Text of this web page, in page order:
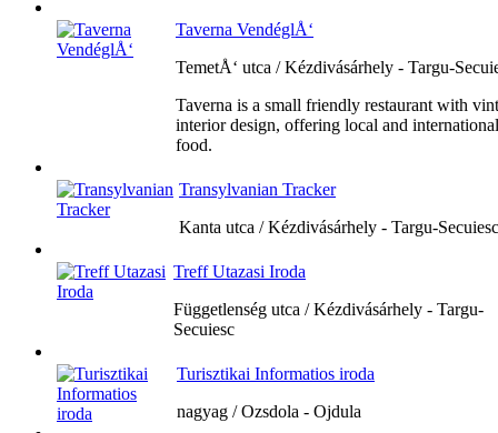
Taverna VendéglÅ‘
TemetÅ‘ utca / Kézdivásárhely - Targu-
Taverna is a small friendly restaurant with
interior design, offering local and international
food.
Transylvanian Tracker
Kanta utca / Kézdivásárhely - Targu-Secuiesc
Treff Utazasi Iroda
Függetlenség utca / Kézdivásárhely - Targu-
Secuiesc
Turisztikai Informatios iroda
nagyag / Ozsdola - Ojdula